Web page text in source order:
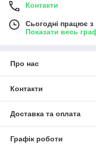
Контакти
Сьогодні працює з
Показати весь
Про нас
Контакти
Доставка та оплата
Графік роботи